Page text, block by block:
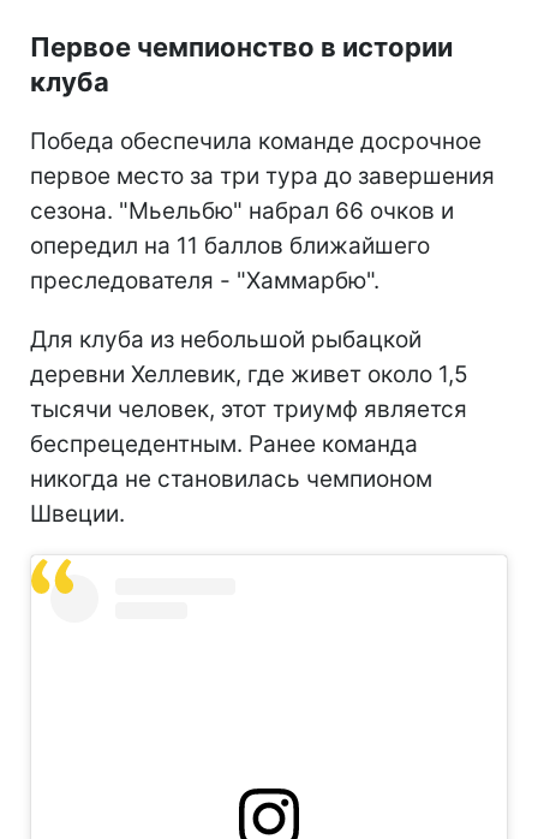
Первое чемпионство в истории
клуба
Победа обеспечила команде досрочное
первое место за три тура до завершения
сезона. "Мьельбю" набрал 66 очков и
опередил на 11 баллов ближайшего
преследователя - "Хаммарбю".
Для клуба из небольшой рыбацкой
деревни Хеллевик, где живет около 1,5
тысячи человек, этот триумф является
беспрецедентным. Ранее команда
никогда не становилась чемпионом
Швеции.